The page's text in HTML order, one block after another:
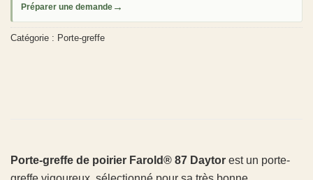
Préparer une demande →
Catégorie : Porte-greffe
Porte-greffe de poirier Farold® 87 Daytor est un porte-